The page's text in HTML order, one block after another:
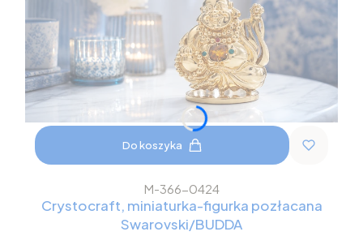
Do koszyka
M-366-0424
Crystocraft, miniaturka-figurka pozłacana
Swarovski/BUDDA